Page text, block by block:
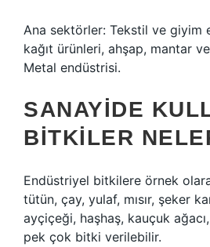
Ana sektörler: Tekstil ve giyim
kağıt ürünleri, ahşap, mantar
Metal endüstrisi.
SANAYIDE
BITKILER
Endüstriyel bitkilere örnek
tütün, çay, yulaf, mısır, şeker
ayçiçeği, haşhaş, kauçuk
pek çok bitki verilebilir.